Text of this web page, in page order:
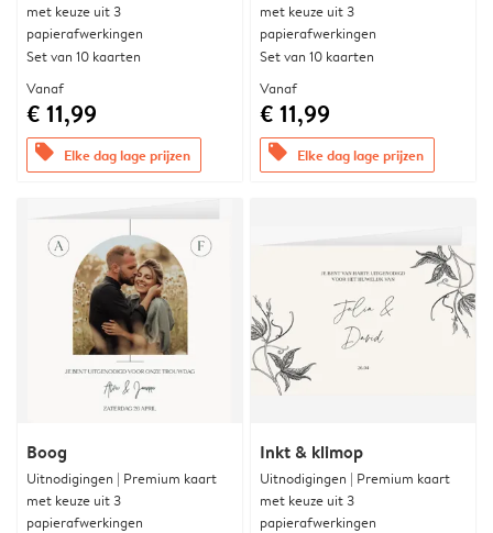
met keuze uit 3
papierafwerkingen
Set van 10 kaarten
Vanaf
€ 11,99
offers Elke dag lage prijzen
met keuze uit 3
papierafwerkingen
Set van 10 kaarten
Vanaf
€ 11,99
offers Elke dag lage prijzen
Boog
Uitnodigingen | Premium kaart
met keuze uit 3
papierafwerkingen
Inkt & klimop
Uitnodigingen | Premium kaart
met keuze uit 3
papierafwerkingen